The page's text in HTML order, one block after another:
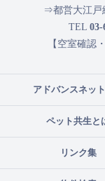
アドバンスネッ
ペット共生と
リンク集
⇒都営大江戸
TEL 03-
【空室確認・